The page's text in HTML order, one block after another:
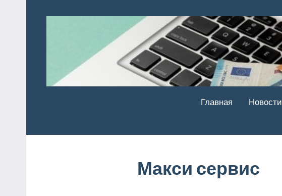
Главная Новости
Макси сервис